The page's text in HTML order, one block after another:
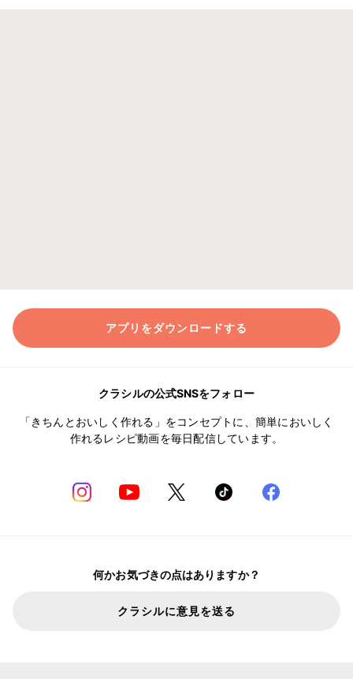
アプリをダウンロードする
クラシルの公式SNSをフォロー
「きちんとおいしく作れる」をコンセプトに、簡単においしく
作れるレシピ動画を毎日配信しています。
何かお気づきの点はありますか？
クラシルに意見を送る